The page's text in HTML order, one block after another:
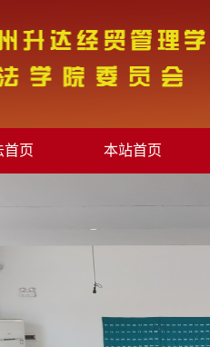
首页 本站首页